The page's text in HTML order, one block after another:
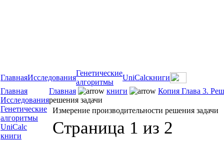
ГлавнаяИсследования
Генетические
алгоритмы
UniCalcкниги
Главная
Исследования
Генетические
алгоритмы
UniCalc
книги
Главная книги
Копия Глава 3.
решения задачи
Измерение производительности решения задачи
Страница 1 из 2